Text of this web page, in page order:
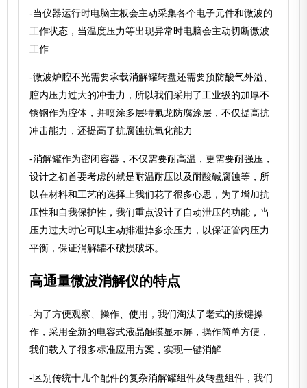
-当仪器运行时电脑主板会主动采集各个电子元件和微波的
工作状态，当温度压力等出现异常时电脑会主动切断微波
工作
-微波炉腔不光需要承载消解罐转盘还需要预防酸气外溢、
腔内压力过大的冲击力，所以我们采用了工业级的加厚不
锈钢作为腔体，并喷涂多层特氟龙防腐涂层，不仅提高抗
冲击能力，还提高了抗腐蚀抗氧化能力
-消解罐作为密闭容器，不仅需要耐高温，更需要耐强压，
设计之初首要考虑的就是耐温耐压以及耐酸碱腐蚀等，所
以在材料和工艺的选择上我们花了很多心思，为了增加抗
压性和自我保护性，我们重点设计了自动泄压的功能，当
压力过大时它可以主动排泄掉多余压力，以保证管内压力
平衡，保证消解罐不破损破坏。
高通量微波消解仪的特点
-为了方便观察、操作、使用，我们淘汰了老式的按键操
作，采用全新的电容式液晶触摸显示屏，操作简单方便，
我们载入了很多标准应用方案，实现一键消解
-区别传统十几个配件的复杂消解罐组件及转盘组件，我们